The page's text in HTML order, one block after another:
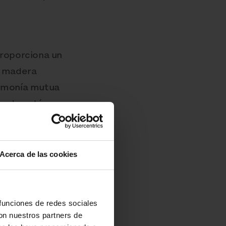
Acerca de las cookies
de redes sociales
nuestros partners de
un
mutua
está
diseño único
o
solo
premios Red